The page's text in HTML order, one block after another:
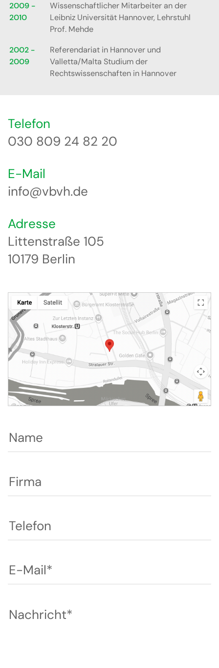
2009 -
2010
Wissenschaftlicher Mitarbeiter an der
Leibniz Universität Hannover, Lehrstuhl
Prof. Mehde
2002 -
2009
Referendariat in Hannover und
Valletta/Malta Studium der
Rechtswissenschaften in Hannover
Telefon
030 809 24 82 20
E-Mail
info@vbvh.de
Adresse
Littenstraße 105
10179 Berlin
Name
Firma
Telefon
E-Mail*
Nachricht*